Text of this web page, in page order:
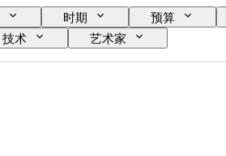
时期 预算
技术 艺术家